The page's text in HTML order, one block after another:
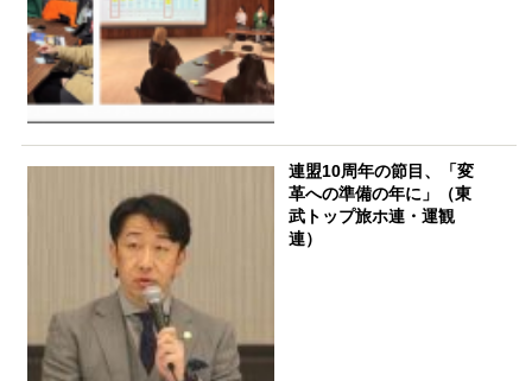
連盟10周年の節目、「変
革への準備の年に」（東
武トップ旅ホ連・運観
連）